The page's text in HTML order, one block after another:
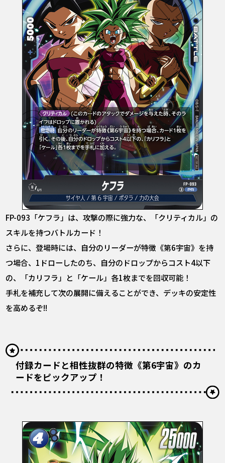
FP-093「ケフラ」は、攻撃の際に強力な、「クリティカル」の
スキルを持つバトルカード！
さらに、登場時には、自分のリーダーが特徴《第6宇宙》を持
つ場合、1ドローしたのち、自分のドロップからコスト4以下
の、「カリフラ」と「ケール」各1枚までを回収可能！
手札を補充して次の展開に備えることができ、デッキの安定性
を高めるぞ!!
付録カードと相性抜群の特徴《第6宇宙》のカ
ードをピックアップ！